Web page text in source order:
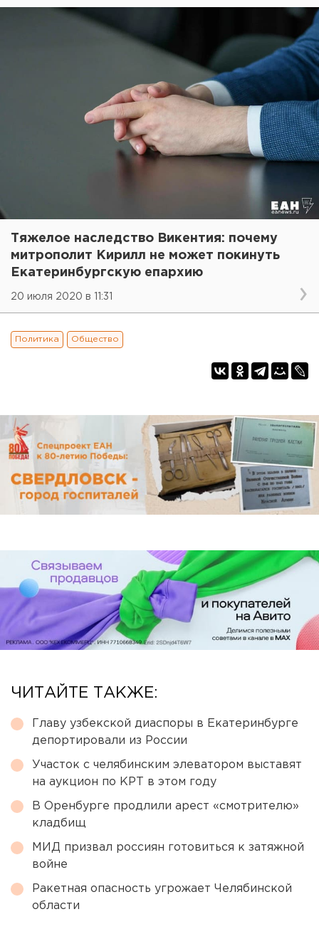
Тяжелое наследство Викентия: почему
митрополит Кирилл не может покинуть
Екатеринбургскую епархию
20 июля 2020 в 11:31
Политика Общество
ЧИТАЙТЕ ТАКЖЕ:
Главу узбекской диаспоры в Екатеринбурге
депортировали из России
Участок с челябинским элеватором выставят
на аукцион по КРТ в этом году
В Оренбурге продлили арест «смотрителю»
кладбищ
МИД призвал россиян готовиться к затяжной
войне
Ракетная опасность угрожает Челябинской
области